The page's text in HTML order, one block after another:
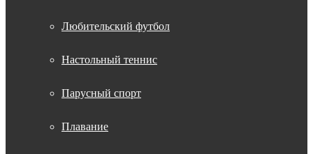
Любительский футбол
Настольный теннис
Парусный спорт
Плавание